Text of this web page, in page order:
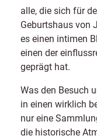
alle, die sich für
Geburtshaus von
es einen intimen
einen der
geprägt hat.
Was den Besuch
in einen wirklich
nur eine
die historische